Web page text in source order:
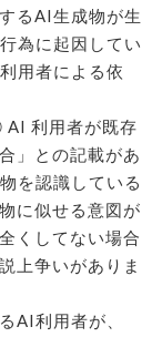
るAI生成物が生
為に起因してい
用者による依
利用者が既存
」との記載があ
を認識している
に似せる意図が
くしてない場合
上争いがありま
AI利用者が、